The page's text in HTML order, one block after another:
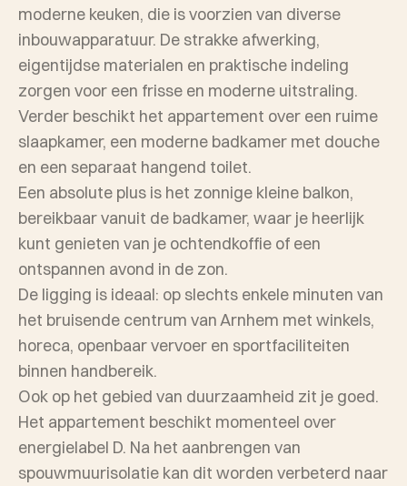
moderne keuken, die is voorzien van diverse
inbouwapparatuur. De strakke afwerking,
eigentijdse materialen en praktische indeling
zorgen voor een frisse en moderne uitstraling.
Verder beschikt het appartement over een ruime
slaapkamer, een moderne badkamer met douche
en een separaat hangend toilet.
Een absolute plus is het zonnige kleine balkon,
bereikbaar vanuit de badkamer, waar je heerlijk
kunt genieten van je ochtendkoffie of een
ontspannen avond in de zon.
De ligging is ideaal: op slechts enkele minuten van
het bruisende centrum van Arnhem met winkels,
horeca, openbaar vervoer en sportfaciliteiten
binnen handbereik.
Ook op het gebied van duurzaamheid zit je goed.
Het appartement beschikt momenteel over
energielabel D. Na het aanbrengen van
spouwmuurisolatie kan dit worden verbeterd naar